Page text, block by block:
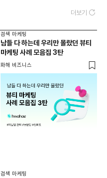
더보기
검색 마케팅
남들 다 하는데 우리만 몰랐던 뷰티
마케팅 사례 모음집 3탄
화해 비즈니스
검색 마케팅